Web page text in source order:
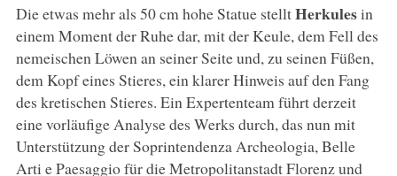
Die etwas mehr als 50 cm hohe Statue stelltHerkulesin
einem Moment der Ruhe dar, mit der Keule, dem Fell des
nemeischen Löwen an seiner Seite und, zu seinen Füßen,
dem Kopf eines Stieres, ein klarer Hinweis auf den Fang
des kretischen Stieres. Ein Expertenteam führt derzeit
eine vorläufige Analyse des Werks durch, das nun mit
Unterstützung der Soprintendenza Archeologia, Belle
Arti e Paesaggio für die Metropolitanstadt Florenz und